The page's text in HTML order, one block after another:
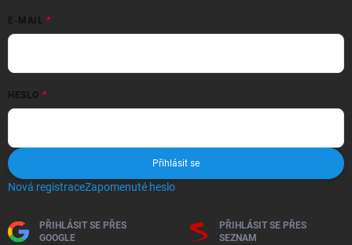
E-MAIL
HESLO
Přihlásit se
Nová registraceZapomenuté heslo
PŘIHLÁSIT SE PŘES
GOOGLE
PŘIHLÁSIT SE PŘES
SEZNAM